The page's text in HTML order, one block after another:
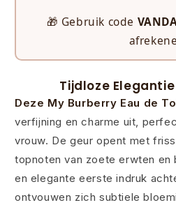
🎁 Gebruik code
Tijdloze
Deze My Burberry Eau de
verfijning en charme uit,
vrouw. De geur opent met
topnoten van zoete erwten en
en elegante eerste indruk
ontvouwen zich subtiele